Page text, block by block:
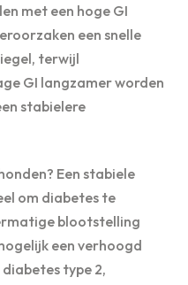
met een hoge GI
een snelle
terwijl
GI langzamer worden
stabielere
Een stabiele
om diabetes te
blootstelling
een verhoogd
type 2,